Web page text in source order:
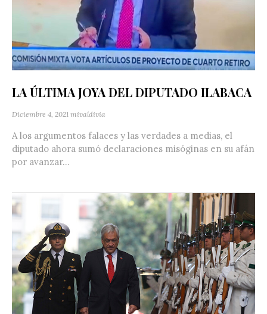
LA ÚLTIMA JOYA DEL DIPUTADO ILABACA
Diciembre 4, 2021 mivaldivia
A los argumentos falaces y las verdades a medias, el
diputado ahora sumó declaraciones misóginas en su afán
por avanzar...